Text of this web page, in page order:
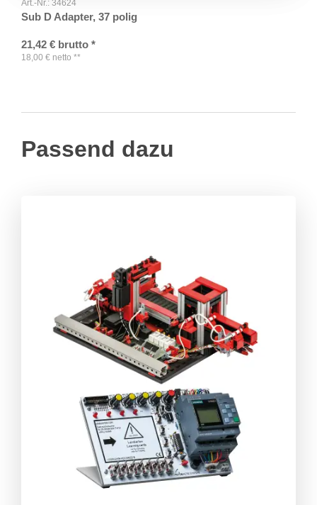
Art.-Nr.: 34624
Sub D Adapter, 37 polig
21,42 € brutto *
18,00 € netto **
Passend dazu